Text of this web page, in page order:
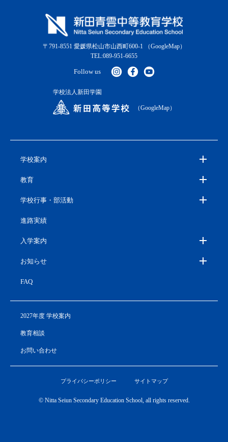
〒791-8551 愛媛県松山市山西町600-1
（GoogleMap）
TEL:089-951-6655
Follow us
学校法人新田学園
（GoogleMap）
学校案内
教育
学校行事・部活動
進路実績
入学案内
お知らせ
FAQ
2027年度 学校案内
教育相談
お問い合わせ
プライバシーポリシー サイトマップ
© Nitta Seiun Secondary Education School, all rights reserved.